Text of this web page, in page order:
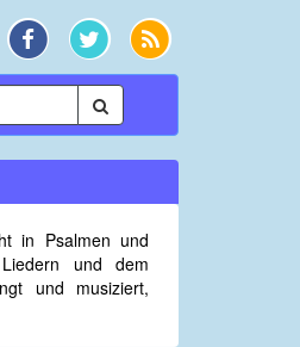
in Psalmen und
und dem
und musiziert,